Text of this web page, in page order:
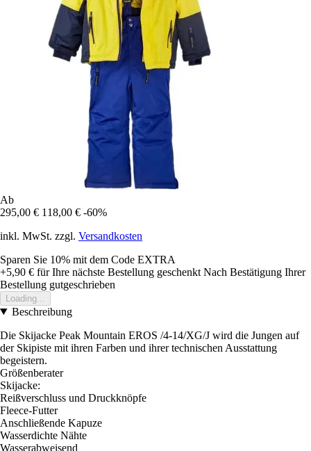
Ab
295,00 € 118,00 € -60%
inkl. MwSt. zzgl. Versandkosten
Sparen Sie 10% mit dem Code EXTRA
+5,90 € für Ihre nächste Bestellung geschenkt Nach Bestätigung Ihrer
Bestellung gutgeschrieben
Loading...
Beschreibung
Die Skijacke Peak Mountain EROS /4-14/XG/J wird die Jungen auf
der Skipiste mit ihren Farben und ihrer technischen Ausstattung
begeistern.
Größenberater
Skijacke:
Reißverschluss und Druckknöpfe
Fleece-Futter
Anschließende Kapuze
Wasserdichte Nähte
Wasserabweisend